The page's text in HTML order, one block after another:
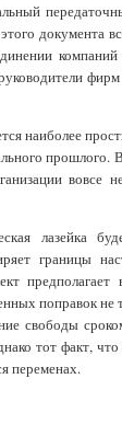
документа
наиболее
прошлого.
вовсе
лазейка
границы
поправок не
свободы
тот факт,
переменах.